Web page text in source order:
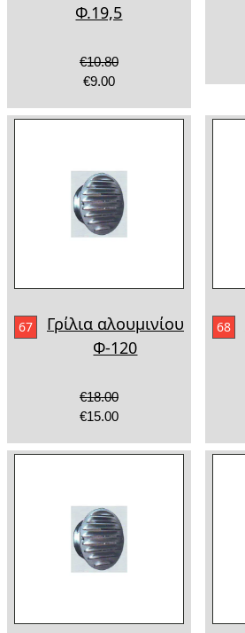
Φ.19,5
€10.80
€9.00
67
Γρίλια αλουμινίου
Φ-120
€18.00
€15.00
68